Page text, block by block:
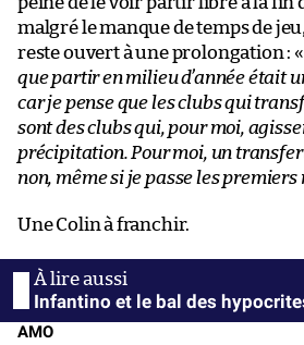
malgré le manque de temps de
reste ouvert à une prolongation : «
que partir en milieu d’année était
car je pense que les clubs qui
sont des clubs qui, pour moi,
précipitation. Pour moi, un
non, même si je passe les premiers
Une Colin à franchir.
Infantino et le bal des
AMO